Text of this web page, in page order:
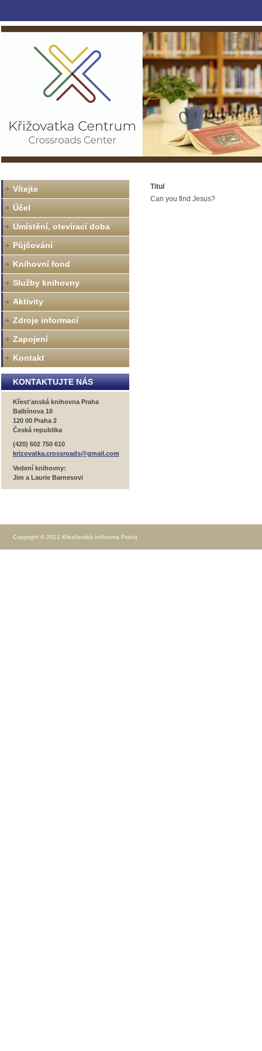
Titul
Can you find Jesus?
Vítejte
Účel
Umístění, otevírací doba
Půjčování
Knihovní fond
Služby knihovny
Aktivity
Zdroje informací
Zapojení
Kontakt
KONTAKTUJTE NÁS
Křest'anská knihovna Praha
Balbínova 10
120 00 Praha 2
Česká republika
(420) 602 750 610
krizovatka.crossroads@gmail.com
Vedení knihovny:
Jim a Laurie Barnesovi
Copyright © 2021 Křesťanská knihovna Praha